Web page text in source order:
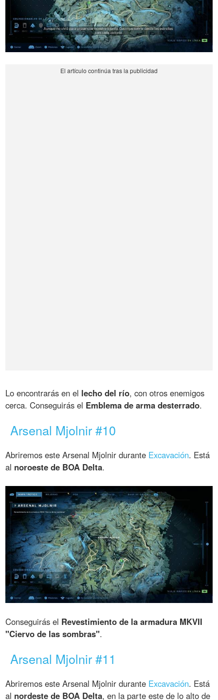
Lo encontrarás en el lecho del río, con otros enemigos
cerca. Conseguirás el Emblema de arma desterrado.
Arsenal Mjolnir #10
Abriremos este Arsenal Mjolnir durante Excavación. Está
al noroeste de BOA Delta.
Conseguirás el Revestimiento de la armadura MKVII
"Ciervo de las sombras".
Arsenal Mjolnir #11
Abriremos este Arsenal Mjolnir durante Excavación. Está
al nordeste de BOA Delta, en la parte este de lo alto de